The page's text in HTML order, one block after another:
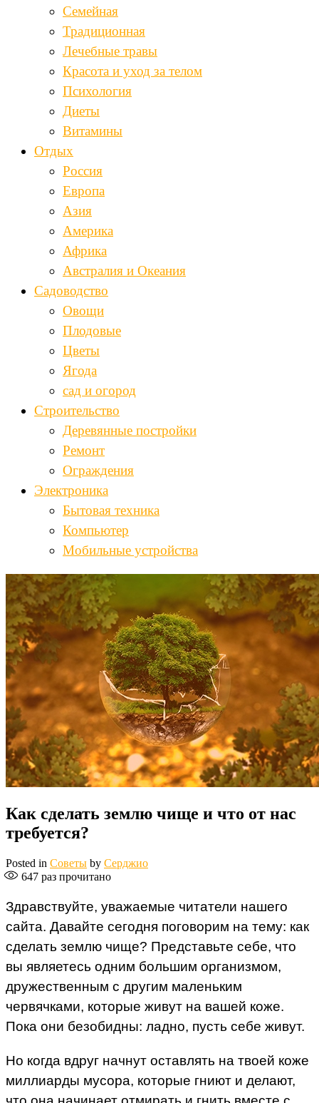
Семейная
Традиционная
Лечебные травы
Красота и уход за телом
Психология
Диеты
Витамины
Отдых
Россия
Европа
Азия
Америка
Африка
Австралия и Океания
Садоводство
Овощи
Плодовые
Цветы
Ягода
сад и огород
Строительство
Деревянные постройки
Ремонт
Ограждения
Электроника
Бытовая техника
Компьютер
Мобильные устройства
Как сделать землю чище и что от нас
требуется?
Posted in Советы by Серджио
647 раз прочитано
Здравствуйте, уважаемые читатели нашего
сайта. Давайте сегодня поговорим на тему: как
сделать землю чище? Представьте себе, что
вы являетесь одним большим организмом,
дружественным с другим маленьким
червячками, которые живут на вашей коже.
Пока они безобидны: ладно, пусть себе живут.
Но когда вдруг начнут оставлять на твоей коже
миллиарды мусора, которые гниют и делают,